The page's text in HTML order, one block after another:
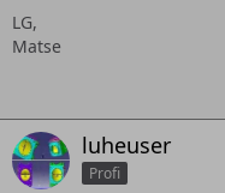
LG,
Matse
luheuser
Profi